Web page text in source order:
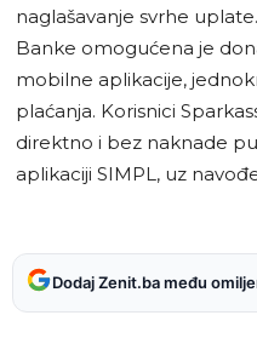
naglašavanje svrhe
Banke omogućena je
mobilne aplikacije,
plaćanja. Korisnici
direktno i bez naknade
aplikaciji SIMPL, uz
Dodaj Zenit.ba među